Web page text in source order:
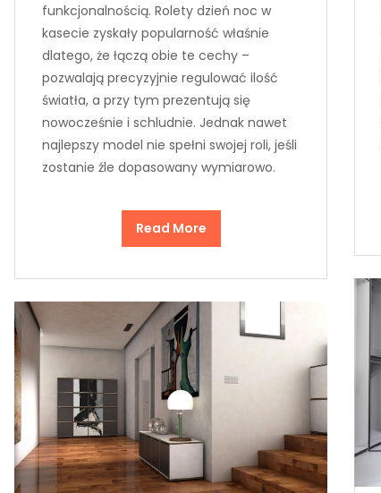
funkcjonalnością. Rolety dzień noc w
kasecie zyskały popularność właśnie
dlatego, że łączą obie te cechy –
pozwalają precyzyjnie regulować ilość
światła, a przy tym prezentują się
nowocześnie i schludnie. Jednak nawet
najlepszy model nie spełni swojej roli, jeśli
zostanie źle dopasowany wymiarowo.
Read More